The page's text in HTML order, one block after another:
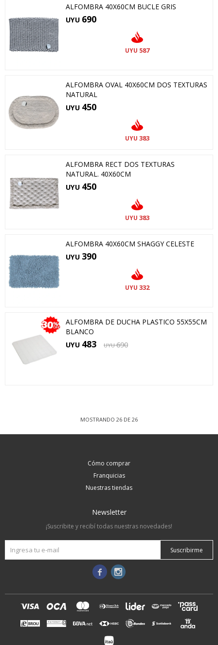
ALFOMBRA 40X60CM BUCLE GRIS
UYU 690
UYU 587
ALFOMBRA OVAL 40X60CM DOS TEXTURAS
NATURAL
UYU 450
UYU 383
ALFOMBRA RECT DOS TEXTURAS
NATURAL. 40X60CM
UYU 450
UYU 383
ALFOMBRA 40X60CM SHAGGY CELESTE
UYU 390
UYU 332
ALFOMBRA DE DUCHA PLASTICO 55X55CM
BLANCO
UYU 483 UYU 690
MOSTRANDO 26 DE 26
Cómo comprar
Franquicias
Nuestras tiendas
Newsletter
¡Suscribite y recibí todas nuestras novedades!
Suscribirme
 